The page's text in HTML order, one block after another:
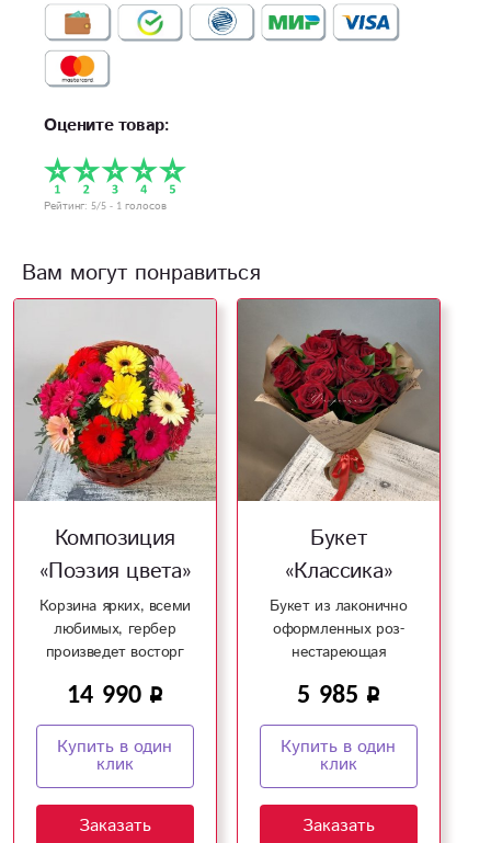
Оцените товар:
Рейтинг: 5/5 - 1 голосов
Вам могут понравиться
Композиция
«Поэзия цвета»
Корзина ярких, всеми
любимых, гербер
произведет восторг
14 990
Купить в один
клик
Заказать
Букет
«Классика»
Букет из лаконично
оформленных роз-
нестареющая
5 985
Купить в один
клик
Заказать